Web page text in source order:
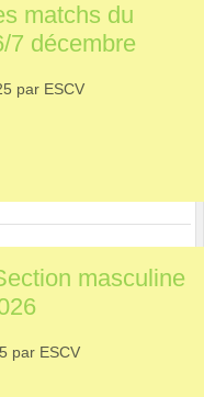
matchs du
7 décembre
par ESCV
masculine
par ESCV